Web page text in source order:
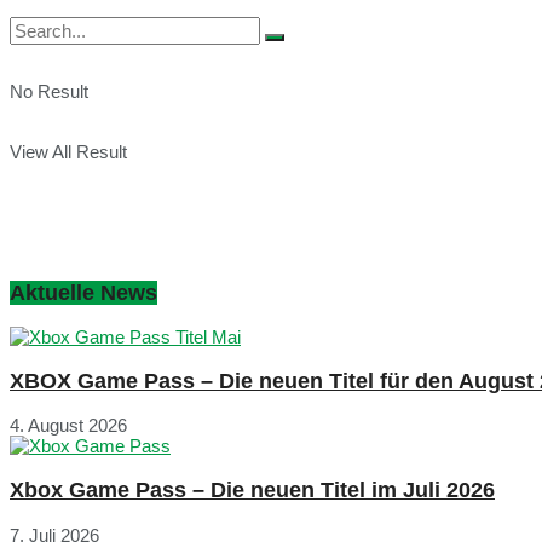
No Result
View All Result
Aktuelle News
XBOX Game Pass – Die neuen Titel für den August
4. August 2026
Xbox Game Pass – Die neuen Titel im Juli 2026
7. Juli 2026